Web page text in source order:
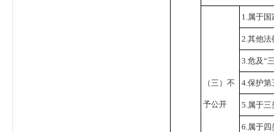
（三）不
予公开
1.属于国
2.其他
3.危及“
4.保护
5.属于
6.属于